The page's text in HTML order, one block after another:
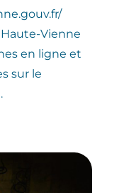
Vienne
en ligne et
sur le